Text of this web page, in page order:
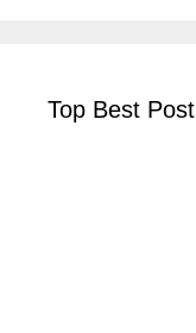
Top Best Post